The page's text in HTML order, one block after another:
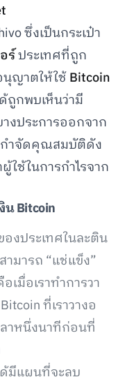
ซึ่งเป็นกระเป๋า
ร์ประเทศที่ถูก
นุญาตให้ใช้Bitcoin
ถูกพบเห็นว่ามี
ประการออกจาก
กำจัดคุณสมบัติดัง
ใช้ในการกำไรจาก
น Bitcoin
องประเทศในละติน
มารถ “แช่แข็ง”
มื่อเราทำการวา
ที่เราวางอ
ลาหนึ่งนาทีก่อนที่
มีแผนที่จะลบ